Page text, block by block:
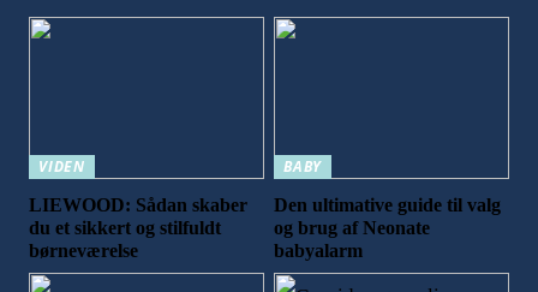
VIDEN
LIEWOOD: Sådan skaber
du et sikkert og stilfuldt
børneværelse
BABY
Den ultimative guide til valg
og brug af Neonate
babyalarm